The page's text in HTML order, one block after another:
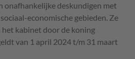
onafhankelijke deskundigen met
economische gebieden. Ze
kabinet door de koning
van 1 april 2024 t/m 31 maart